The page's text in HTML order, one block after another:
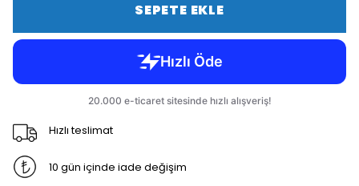
SEPETE EKLE
Hızlı teslimat
10 gün içinde iade değişim